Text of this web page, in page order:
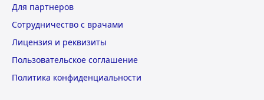
Для партнеров
Сотрудничество с врачами
Лицензия и реквизиты
Пользовательское соглашение
Политика конфиденциальности